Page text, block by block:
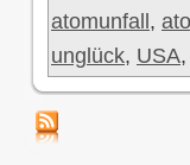
atomunfall ,
unglück, USA,